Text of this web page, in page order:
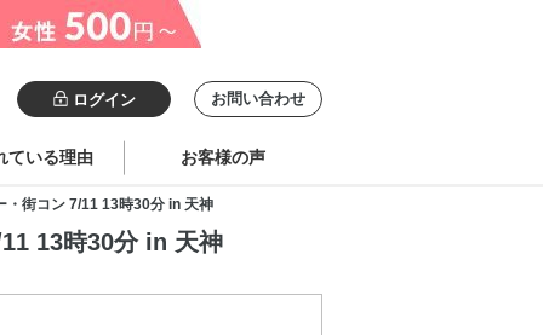
ログイン お問い合わせ
ている理由 お客様の声
・街コン 7/11 13時30分 in 天神
13時30分 in 天神